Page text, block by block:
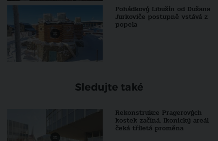
Pohádkový Libušín od Dušana
Jurkoviče postupně vstává z
popela
Sledujte také
Rekonstrukce Pragerových
kostek začíná. Ikonický areál
čeká tříletá proměna